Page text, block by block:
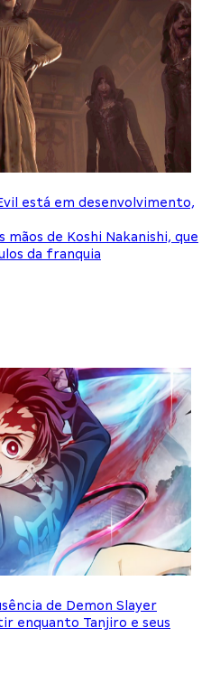
está em desenvolvimento,
de Koshi Nakanishi, que
da franquia
de Demon Slayer
enquanto Tanjiro e seus